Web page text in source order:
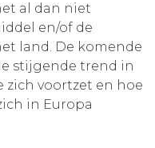
al dan niet
en/of de
land. De komende
stijgende trend in
zich voortzet en hoe
in Europa